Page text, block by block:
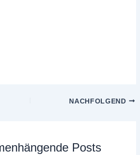
NACHFOLGEND
Posts